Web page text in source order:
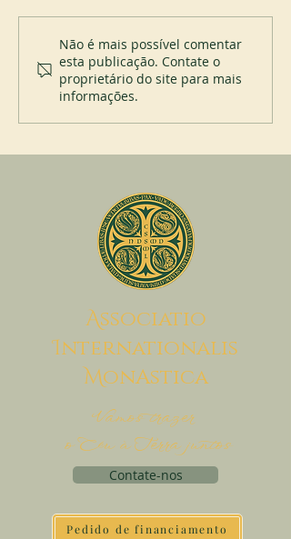
Não é mais possível comentar
esta publicação. Contate o
proprietário do site para mais
informações.
Associatio
Internationalis
MonAstica
Vamos trazer
o Céu à Terra juntos
Contate-nos
Pedido de financiamento